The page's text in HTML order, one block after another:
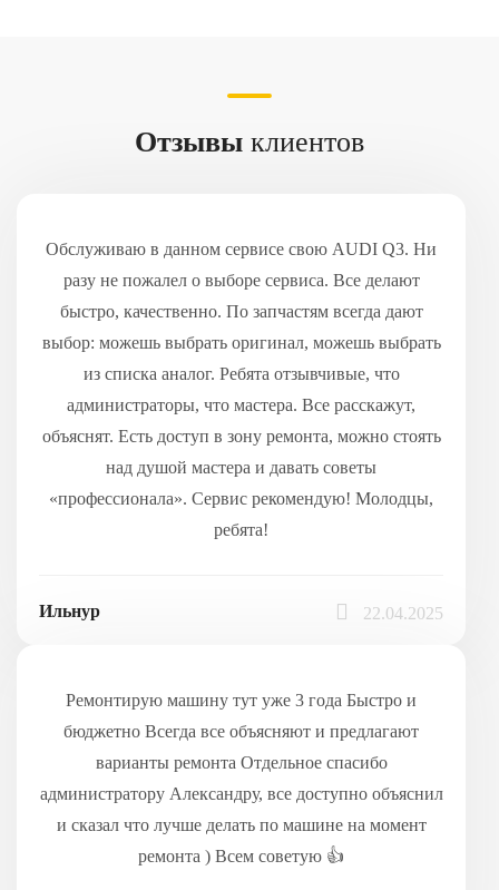
Отзывы клиентов
Обслуживаю в данном сервисе свою AUDI Q3. Ни
разу не пожалел о выборе сервиса. Все делают
быстро, качественно. По запчастям всегда дают
выбор: можешь выбрать оригинал, можешь выбрать
из списка аналог. Ребята отзывчивые, что
администраторы, что мастера. Все расскажут,
объяснят. Есть доступ в зону ремонта, можно стоять
над душой мастера и давать советы
«профессионала». Сервис рекомендую! Молодцы,
ребята!
Ильнур 22.04.2025
Ремонтирую машину тут уже 3 года Быстро и
бюджетно Всегда все объясняют и предлагают
варианты ремонта Отдельное спасибо
администратору Александру, все доступно объяснил
и сказал что лучше делать по машине на момент
ремонта ) Всем советую 👍